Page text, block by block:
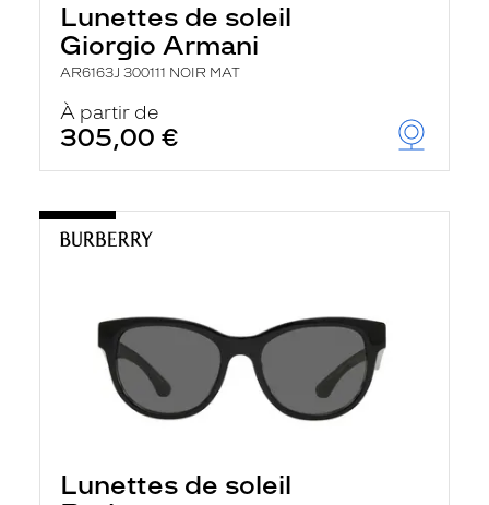
Lunettes de soleil
Giorgio Armani
AR6163J 300111 NOIR MAT
À partir de
305,00 €
Lunettes de soleil